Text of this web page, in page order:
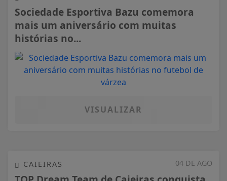
Sociedade Esportiva Bazu comemora
mais um aniversário com muitas
histórias no...
VISUALIZAR
04 DE AGO
CAIEIRAS